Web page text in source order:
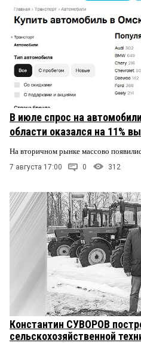
В июле спрос на
области оказался на 11%
На вторичном рынке массово
7 августа 17:00 0 312
Константин СУВОРОВ
сельскохозяйственной